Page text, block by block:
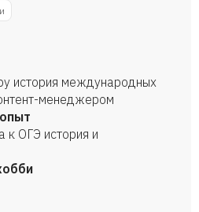
история международных
менеджером
к ОГЭ история и